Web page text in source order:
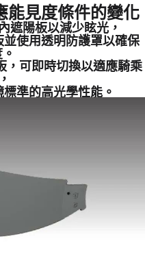
能見度條件的變化
遮陽板以減少眩光，
使用透明防護罩以確保
，可即時切換以適應騎乘
準的高光學性能。